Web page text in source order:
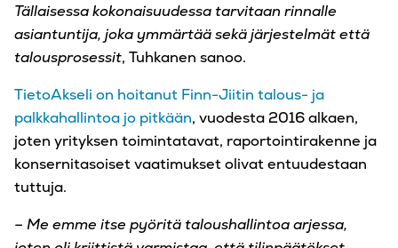
Tällaisessa kokonaisuudessa tarvitaan rinnalle
asiantuntija, joka ymmärtää sekä järjestelmät että
talousprosessit, Tuhkanen sanoo.
TietoAkseli on hoitanut Finn-Jiitin talous- ja
palkkahallintoa jo pitkään, vuodesta 2016 alkaen,
joten yrityksen toimintatavat, raportointirakenne ja
konsernitasoiset vaatimukset olivat entuudestaan
tuttuja.
– Me emme itse pyöritä taloushallintoa arjessa,